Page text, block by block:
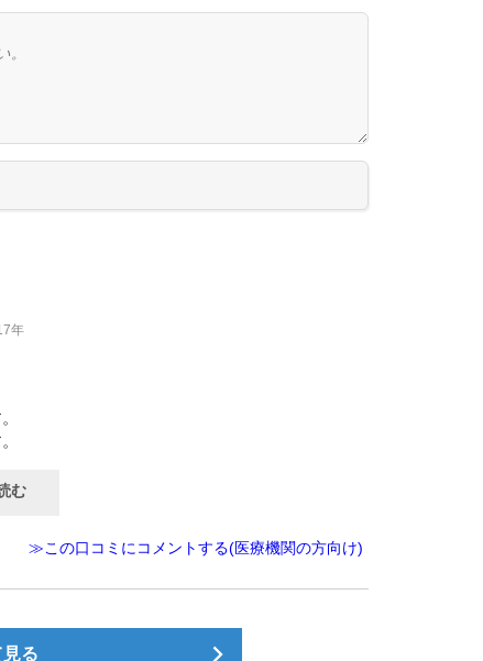
年
む
≫この口コミにコメントする(医療機関の方向け)
る